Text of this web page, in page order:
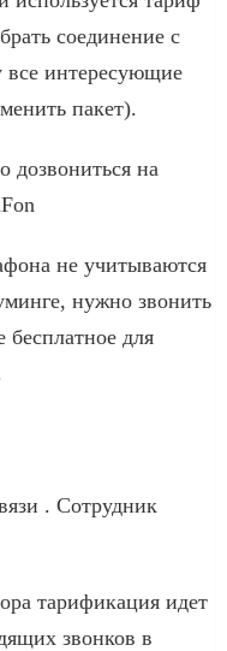
соединение с
все интересующие
пакет).
дозвониться на
не учитываются
нужно звонить
для
. Сотрудник
тарификация идет
звонков в